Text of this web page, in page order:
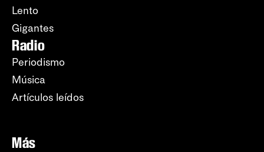
Lento
Gigantes
Radio
Periodismo
Música
Artículos leídos
Más